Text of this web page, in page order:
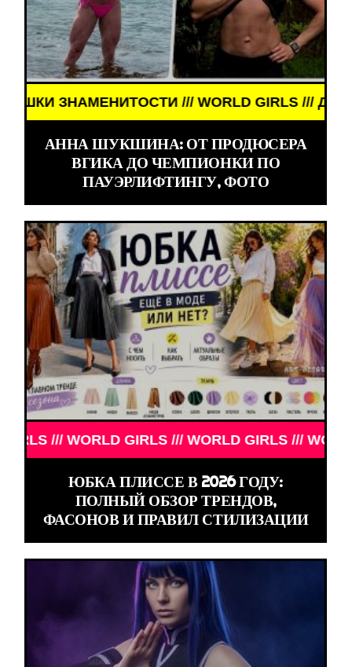
/// WORLD GIRLS /// ДЕВУШКИ
АННА ШУКШИНА: ОТ ПРОДЮСЕРА
ВГИКА ДО ЧЕМПИОНКИ ПО
ПАУЭРЛИФТИНГУ, ФОТО
/// WORLD GIRLS /// WORLD GIRLS /// WORLD
ЮБКА ПЛИССЕ В 2026 ГОДУ:
ПОЛНЫЙ ОБЗОР ТРЕНДОВ,
ФАСОНОВ И ПРАВИЛ СТИЛИЗАЦИИ